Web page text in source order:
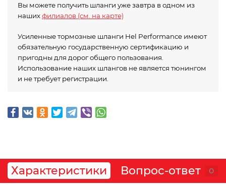
Вы можете получить шланги уже завтра в одном из
нашихфилиалов (см. на карте)
Усиленные тормозные шланги Hel Performance имеют
обязательную государственную сертификацию и
пригодны для дорог общего пользования.
Использование наших шлангов не является тюнингом
и не требует регистрации.
Характеристики Вопрос-ответ 0